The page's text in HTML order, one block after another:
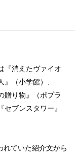
『消えたヴァイオ
（小学館）、
贈り物』（ポプラ
ブンスタワー』
れていた紹介文から